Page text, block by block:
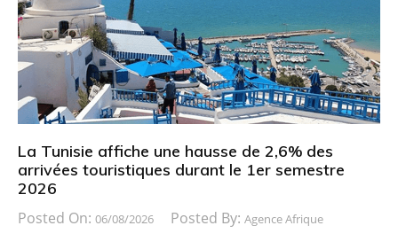
La Tunisie affiche une hausse de 2,6% des
arrivées touristiques durant le 1er semestre
2026
Posted On: 06/08/2026 Posted By: Agence Afrique